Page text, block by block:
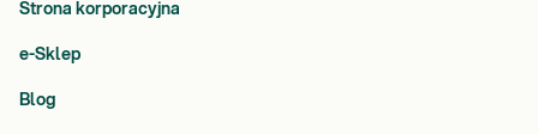
Strona korporacyjna
e-Sklep
Blog